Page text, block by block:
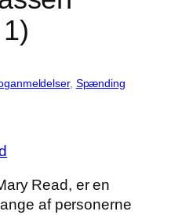
, Spænding
Read, er en
af personerne